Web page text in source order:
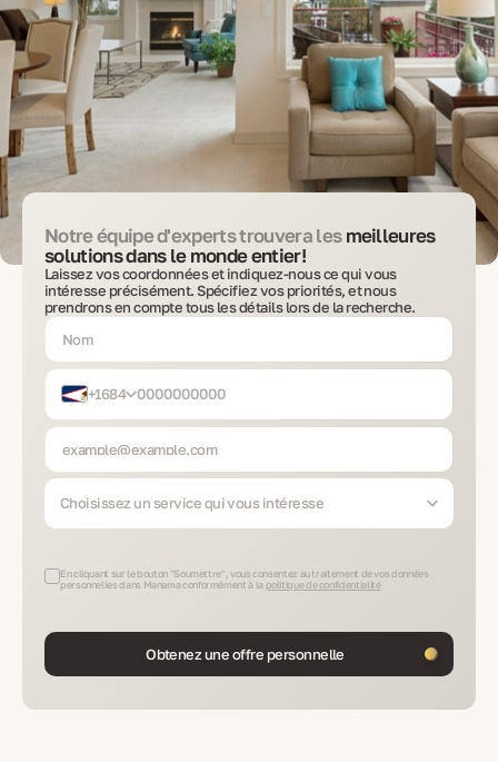
Notre équipe d'experts trouvera lesmeilleures
solutions dans le monde entier!
Laissez vos coordonnées et indiquez-nous ce qui vous
intéresse précisément. Spécifiez vos priorités, et nous
prendrons en compte tous les détails lors de la recherche.
+1684
Choisissez un service qui vous intéresse
En cliquant sur le bouton "Soumettre", vous consentez au traitement de vos données
personnelles dans Manama conformément à la politique de confidentialité
Obtenez une offre personnelle